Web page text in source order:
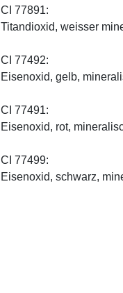
CI 77891:
Titandioxid, weisser
CI 77492:
Eisenoxid, gelb,
CI 77491:
Eisenoxid, rot,
CI 77499:
Eisenoxid, schwarz,